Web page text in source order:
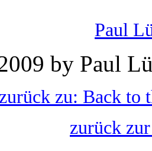
Paul
by Paul
zurück zu: Back to
zurück